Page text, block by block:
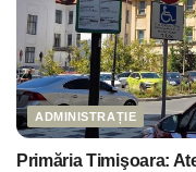
ADMINISTRAȚIE
Primăria Timişoara: